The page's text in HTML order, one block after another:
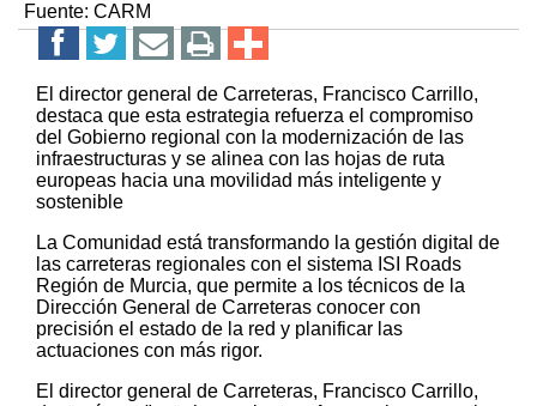
Fuente: CARM
El director general de Carreteras, Francisco Carrillo,
destaca que esta estrategia refuerza el compromiso
del Gobierno regional con la modernización de las
infraestructuras y se alinea con las hojas de ruta
europeas hacia una movilidad más inteligente y
sostenible
La Comunidad está transformando la gestión digital de
las carreteras regionales con el sistema ISI Roads
Región de Murcia, que permite a los técnicos de la
Dirección General de Carreteras conocer con
precisión el estado de la red y planificar las
actuaciones con más rigor.
El director general de Carreteras, Francisco Carrillo,